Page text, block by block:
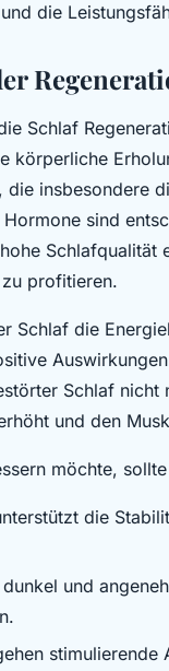
die
Schlaf
körperliche
insbesondere
sind
profitieren.
Schlaf die
Schlaf nicht
und den
möchte,
die
und